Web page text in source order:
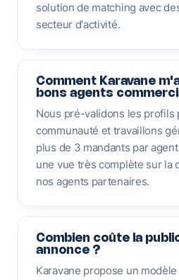
solution de matching avec
secteur d'activité.
Comment Karavane
bons agents
Nous pré-validons les profils
communauté et travaillons
plus de 3 mandants par
une vue très complète sur la
nos agents partenaires.
Combien coûte la
annonce ?
Karavane propose un